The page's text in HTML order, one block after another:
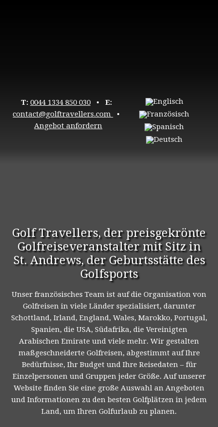
T: 0044 1334 850 030• E:
contact@golftravellers.com
•
Angebot anfordern
Golf Travellers, der preisgekrönte
Golfreiseveranstalter mit Sitz in
St. Andrews, der Geburtsstätte des
Golfsports
Unser französisches Team ist auf die Organisation von
Golfreisen in viele Länder spezialisiert, darunter
Schottland, Irland, England, Wales, Marokko, Portugal,
Spanien, die USA, Südafrika, die Vereinigten
Arabischen Emirate und viele mehr. Wir gestalten
maßgeschneiderte Golfreisen, abgestimmt auf Ihre
Bedürfnisse, Ihr Budget und Ihre Reisedaten – für
Einzelpersonen und Gruppen jeder Größe. Auf unserer
Website finden Sie eine große Auswahl an Angeboten
und Informationen zu den besten Golfplätzen in jedem
Land, um Ihren Golfurlaub zu planen.